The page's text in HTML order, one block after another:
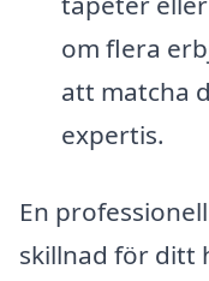
om flera
att matcha
expertis.
En
skillnad för ditt